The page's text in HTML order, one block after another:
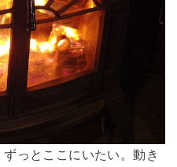
っとここにいたい。動き